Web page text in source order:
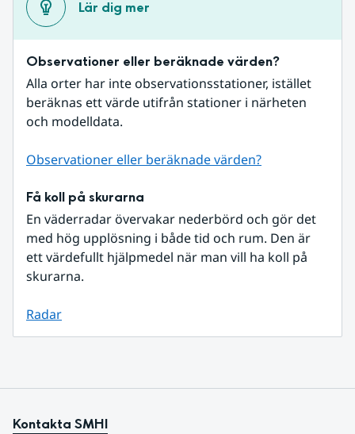
Lär dig mer
Observationer eller beräknade värden?
Alla orter har inte observationsstationer, istället
beräknas ett värde utifrån stationer i närheten
och modelldata.
Observationer eller beräknade värden?
Få koll på skurarna
En väderradar övervakar nederbörd och gör det
med hög upplösning i både tid och rum. Den är
ett värdefullt hjälpmedel när man vill ha koll på
skurarna.
Radar
Kontakta SMHI